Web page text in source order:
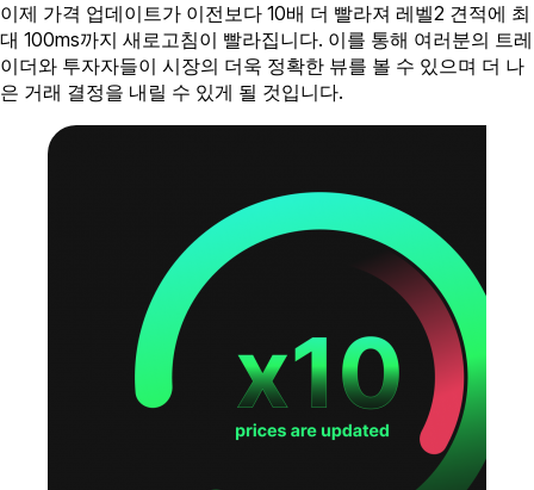
이제 가격 업데이트가 이전보다 10배 더 빨라져 레벨2 견적에 최
대 100ms까지 새로고침이 빨라집니다. 이를 통해 여러분의 트레
이더와 투자자들이 시장의 더욱 정확한 뷰를 볼 수 있으며 더 나
은 거래 결정을 내릴 수 있게 될 것입니다.